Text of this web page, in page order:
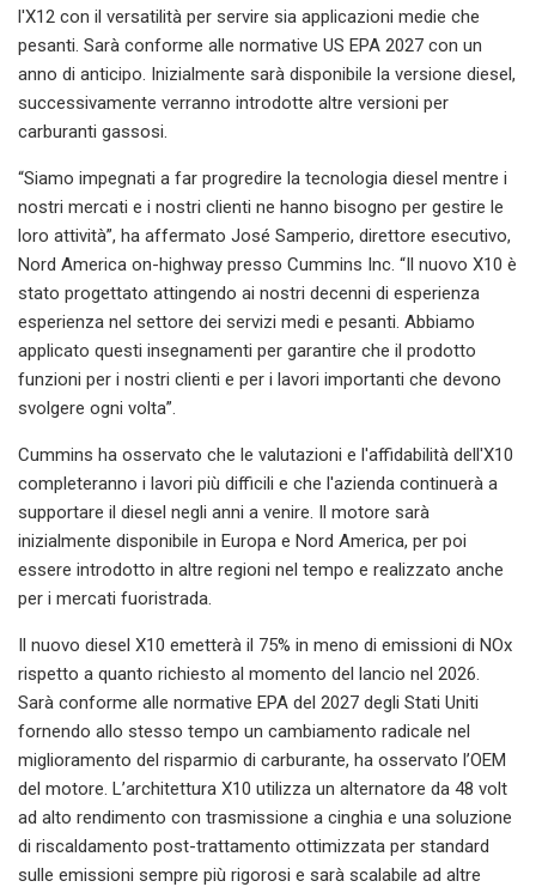
l'X12 con il versatilità per servire sia applicazioni medie che
pesanti. Sarà conforme alle normative US EPA 2027 con un
anno di anticipo. Inizialmente sarà disponibile la versione diesel,
successivamente verranno introdotte altre versioni per
carburanti gassosi.
“Siamo impegnati a far progredire la tecnologia diesel mentre i
nostri mercati e i nostri clienti ne hanno bisogno per gestire le
loro attività”, ha affermato José Samperio, direttore esecutivo,
Nord America on-highway presso Cummins Inc. “Il nuovo X10 è
stato progettato attingendo ai nostri decenni di esperienza
esperienza nel settore dei servizi medi e pesanti. Abbiamo
applicato questi insegnamenti per garantire che il prodotto
funzioni per i nostri clienti e per i lavori importanti che devono
svolgere ogni volta”.
Cummins ha osservato che le valutazioni e l'affidabilità dell'X10
completeranno i lavori più difficili e che l'azienda continuerà a
supportare il diesel negli anni a venire. Il motore sarà
inizialmente disponibile in Europa e Nord America, per poi
essere introdotto in altre regioni nel tempo e realizzato anche
per i mercati fuoristrada.
Il nuovo diesel X10 emetterà il 75% in meno di emissioni di NOx
rispetto a quanto richiesto al momento del lancio nel 2026.
Sarà conforme alle normative EPA del 2027 degli Stati Uniti
fornendo allo stesso tempo un cambiamento radicale nel
miglioramento del risparmio di carburante, ha osservato l’OEM
del motore. L’architettura X10 utilizza un alternatore da 48 volt
ad alto rendimento con trasmissione a cinghia e una soluzione
di riscaldamento post-trattamento ottimizzata per standard
sulle emissioni sempre più rigorosi e sarà scalabile ad altre